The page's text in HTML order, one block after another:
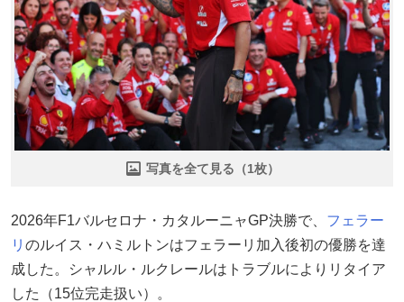
写真を全て見る（1枚）
2026年F1バルセロナ・カタルーニャGP決勝で、 フェラー
リ のルイス・ハミルトンはフェラーリ加入後初の優勝を達
成した。シャルル・ルクレールはトラブルによりリタイア
した（15位完走扱い）。